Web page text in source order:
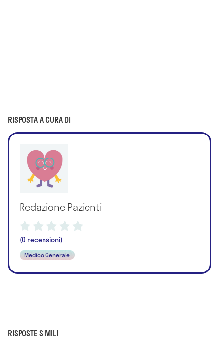
RISPOSTA A CURA DI
Redazione Pazienti
(0 recensioni)
Medico Generale
RISPOSTE SIMILI